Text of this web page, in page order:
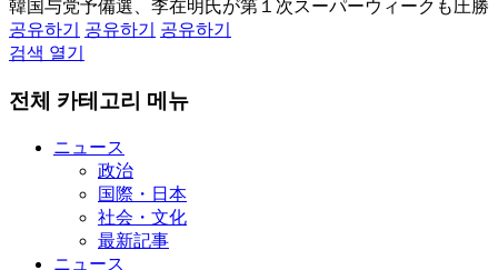
韓国与党予備選、李在明氏が第１次スーパーウィークも圧勝
공유하기
공유하기
공유하기
검색 열기
전체 카테고리 메뉴
ニュース
政治
国際・日本
社会・文化
最新記事
ニュース